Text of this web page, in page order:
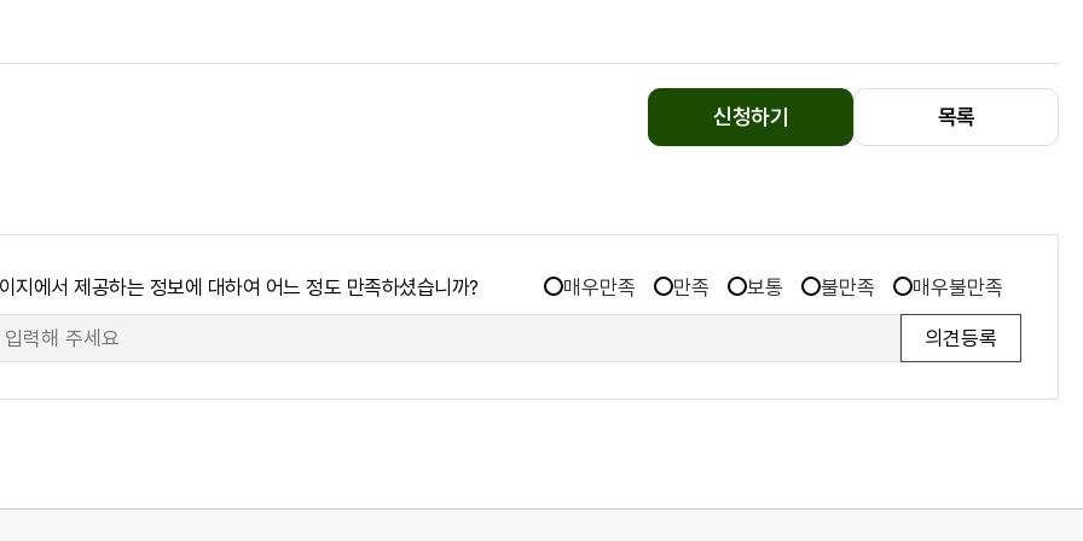
신청하기 목록
지에서 제공하는 정보에 대하여 어느 정도 만족하셨습니까? 매우만족 만족 보통 불만족 매우불만족